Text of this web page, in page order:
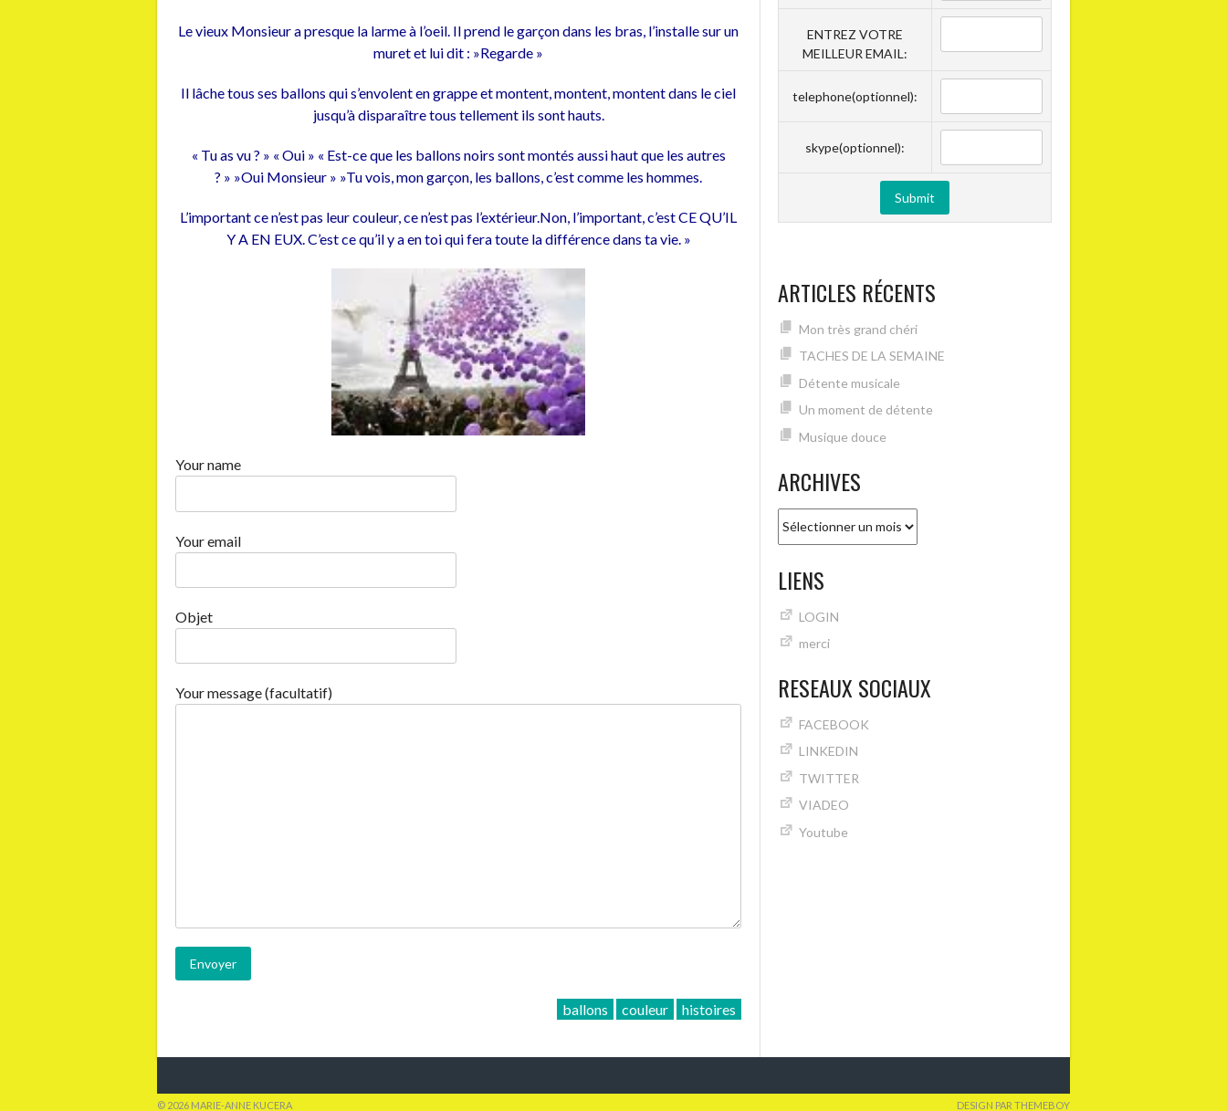
Le vieux Monsieur a presque la larme à l’oeil. Il prend le garçon dans les bras, l’installe sur un
muret et lui dit : »Regarde »
Il lâche tous ses ballons qui s’envolent en grappe et montent, montent, montent dans le ciel
jusqu’à disparaître tous tellement ils sont hauts.
« Tu as vu ? » « Oui » « Est-ce que les ballons noirs sont montés aussi haut que les autres
? » »Oui Monsieur » »Tu vois, mon garçon, les ballons, c’est comme les hommes.
L’important ce n’est pas leur couleur, ce n’est pas l’extérieur.Non, l’important, c’est CE QU’IL
Y A EN EUX. C’est ce qu’il y a en toi qui fera toute la différence dans ta vie. »
Your name
Your email
Objet
Your message (facultatif)
ballons couleur histoires
ENTREZ VOTRE
MEILLEUR EMAIL:
telephone(optionnel):
skype(optionnel):
ARTICLES RÉCENTS
Mon très grand chéri
TACHES DE LA SEMAINE
Détente musicale
Un moment de détente
Musique douce
ARCHIVES
LIENS
LOGIN
merci
RESEAUX SOCIAUX
FACEBOOK
LINKEDIN
TWITTER
VIADEO
Youtube
© 2026 MARIE-ANNE KUCERA DESIGN PAR THEMEBOY